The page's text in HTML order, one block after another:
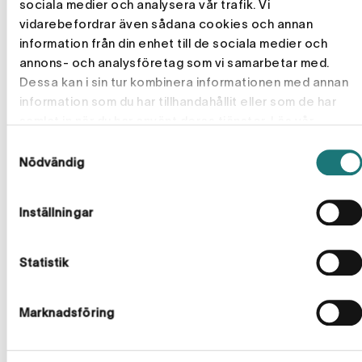
sociala medier och analysera vår trafik. Vi
vidarebefordrar även sådana cookies och annan
information från din enhet till de sociala medier och
annons- och analysföretag som vi samarbetar med.
Dessa kan i sin tur kombinera informationen med annan
information som du har tillhandahållit eller som de har
Nödvändig
Inställningar
Statistik
Marknadsföring
Karriär 3 min